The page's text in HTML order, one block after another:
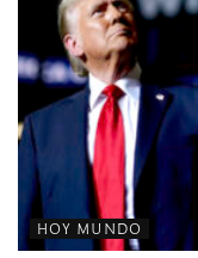
HOY MUNDO